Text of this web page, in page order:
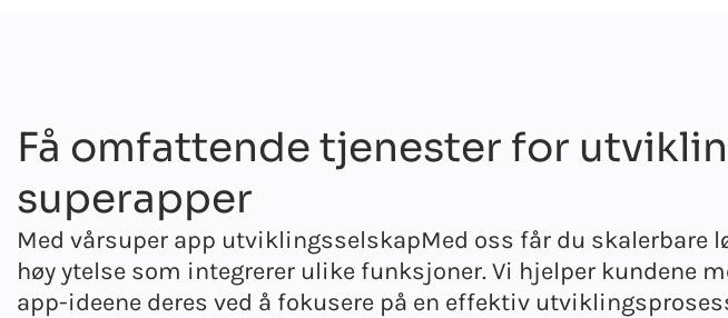
Få omfattende tjenester for
superapper
Med vårsuper app utviklingsselskapMed oss får du skalerbare
høy ytelse som integrerer ulike funksjoner. Vi hjelper kundene
app-ideene deres ved å fokusere på en effektiv